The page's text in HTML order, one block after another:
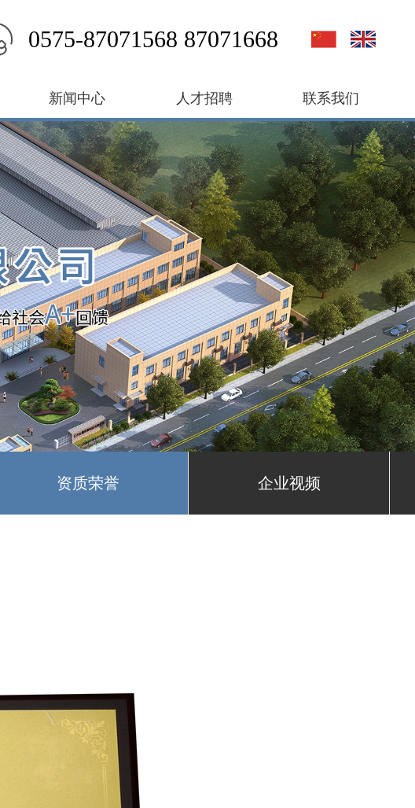
0575-87071568 87071668
新闻中心 人才招聘 联系我们
资质荣誉 企业视频